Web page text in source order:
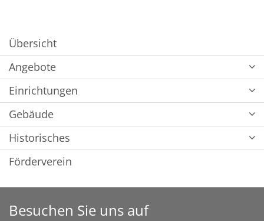
Übersicht
Angebote
Einrichtungen
Gebäude
Historisches
Förderverein
Besuchen Sie uns auf